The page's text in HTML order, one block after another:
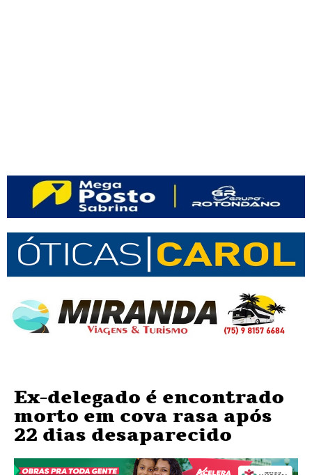
Ex-delegado é encontrado
morto em cova rasa após
22 dias desaparecido